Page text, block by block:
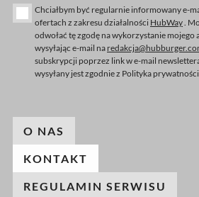
O NAS
KONTAKT
REGULAMIN SERWISU
Chciałbym być regularnie informowany e-
ofertach z zakresu działalności HubWay.
odwołać tę zgodę na wykorzystanie mojego
wysyłając e-mail na
subskrypcji poprzez link w e-mail
wysyłany jest zgodnie z Polityka prywatności